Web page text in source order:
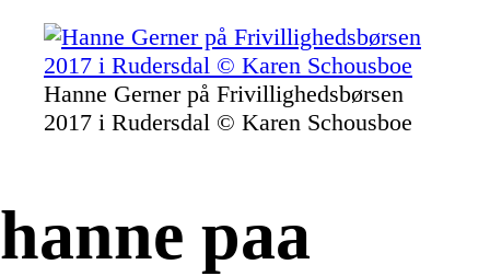
Hanne Gerner på Frivillighedsbørsen
2017 i Rudersdal © Karen Schousboe
hanne paa